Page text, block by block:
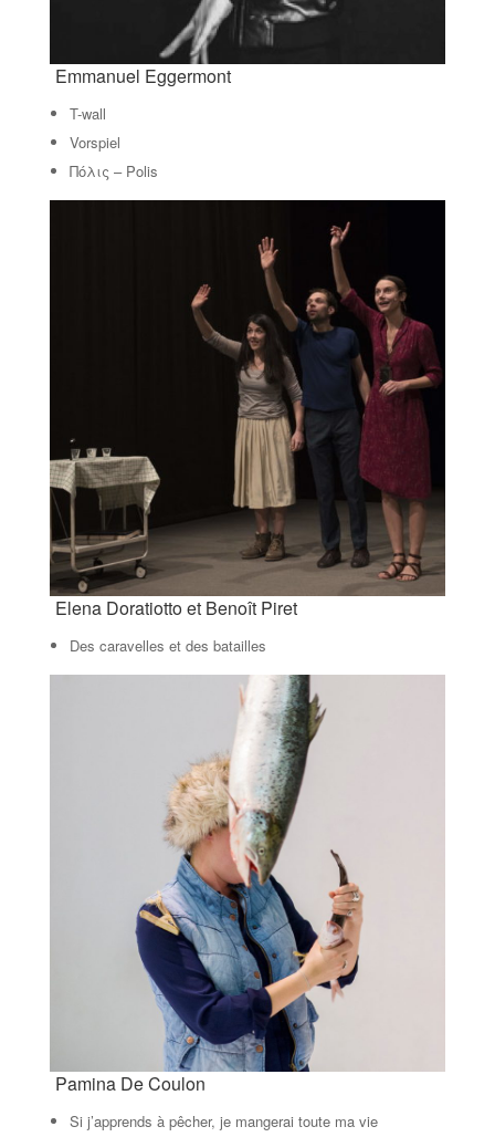
Emmanuel Eggermont
T-wall
Vorspiel
Πόλις – Polis
Elena Doratiotto et Benoît Piret
Des caravelles et des batailles
Pamina De Coulon
Si j’apprends à pêcher, je mangerai toute ma vie